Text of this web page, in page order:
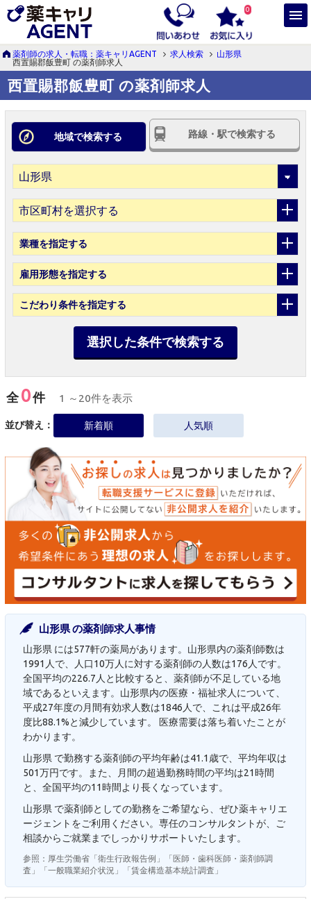
0
薬剤師の求人・転職：薬キャリAGENT 求人検索
山形県
西置賜郡飯豊町 の薬剤師求人
西置賜郡飯豊町 の薬剤師求人
地域で検索する 路線・駅で検索する
市区町村を選択する
業種を指定する
雇用形態を指定する
こだわり条件を指定する
選択した条件で検索する
全0件 1 ～20件を表示
並び替え： 新着順 人気順
山形県 の薬剤師求人事情
山形県 には577軒の薬局があります。山形県内の薬剤師数は
1991人で、人口10万人に対する薬剤師の人数は176人です。
全国平均の226.7人と比較すると、薬剤師が不足している地
域であるといえます。山形県内の医療・福祉求人について、
平成27年度の月間有効求人数は1846人で、これは平成26年
度比88.1%と減少しています。 医療需要は落ち着いたことが
わかります。
山形県 で勤務する薬剤師の平均年齢は41.1歳で、平均年収は
501万円です。また、月間の超過勤務時間の平均は21時間
と、全国平均の11時間より長くなっています。
山形県 で薬剤師としての勤務をご希望なら、ぜひ薬キャリエ
ージェントをご利用ください。専任のコンサルタントが、ご
相談からご就業までしっかりサポートいたします。
参照：厚生労働省「衛生行政報告例」「医師・歯科医師・薬剤師調
査」「一般職業紹介状況」「賃金構造基本統計調査」